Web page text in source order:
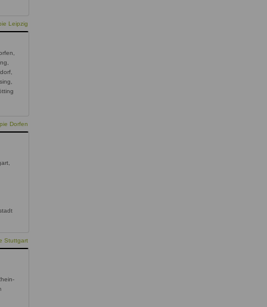
Leipzig
Dorfen
Stuttgart